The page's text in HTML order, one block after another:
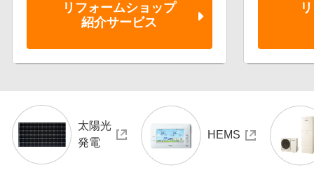
リフォームショップ
紹介サービス
太陽光
発電
HEMS